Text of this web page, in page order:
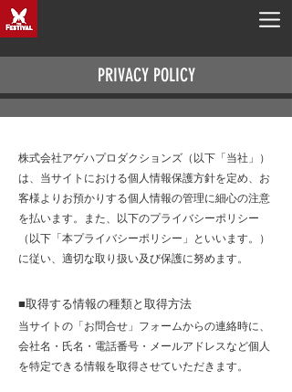
PRIVACY POLICY
株式会社アゲハプロダクションズ（以下「当社」）
は、当サイトにおける個人情報保護方針を定め、お
客様よりお預かりする個人情報の管理に細心の注意
を払います。また、以下のプライバシーポリシー
（以下「本プライバシーポリシー」といいます。）
に従い、適切な取り扱い及び保護に努めます。
■取得する情報の種類と取得方法
当サイトの「お問合せ」フォームからの連絡時に、
会社名・氏名・電話番号・メールアドレスなど個人
を特定できる情報を取得させていただきます。